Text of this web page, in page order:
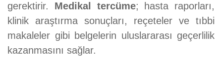
gerektirir. Medikal tercüme; hasta raporları,
klinik araştırma sonuçları, reçeteler ve tıbbi
makaleler gibi belgelerin uluslararası geçerlilik
kazanmasını sağlar.